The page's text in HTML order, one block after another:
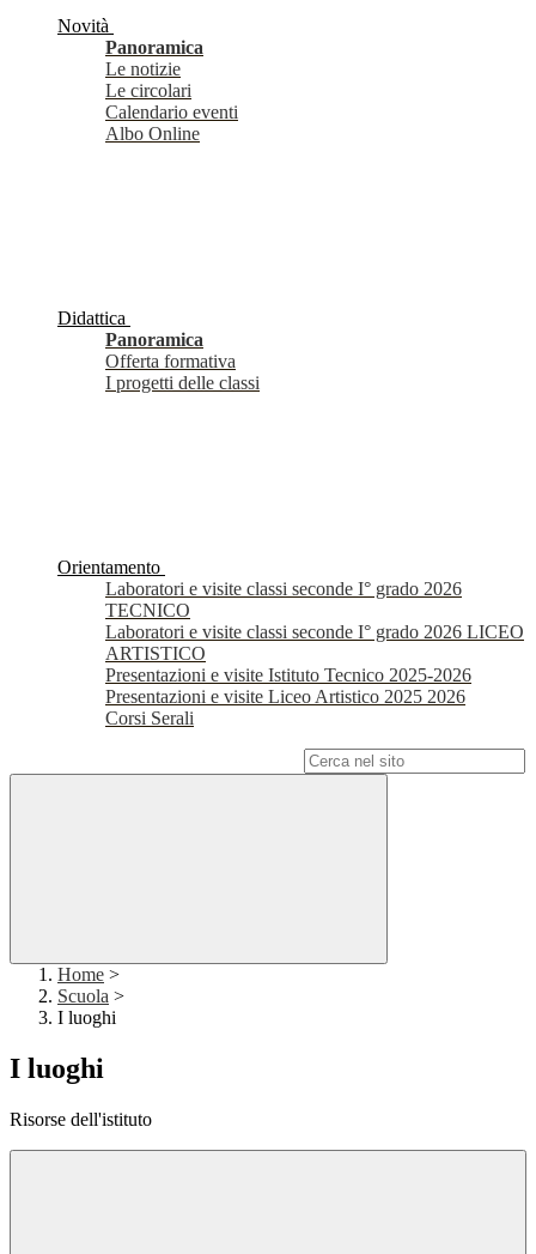
Novità
Panoramica
Le notizie
Le circolari
Calendario eventi
Albo Online
Didattica
Panoramica
Offerta formativa
I progetti delle classi
Orientamento
Laboratori e visite classi seconde I° grado 2026
TECNICO
Laboratori e visite classi seconde I° grado 2026 LICEO
ARTISTICO
Presentazioni e visite Istituto Tecnico 2025-2026
Presentazioni e visite Liceo Artistico 2025 2026
Corsi Serali
Home >
Scuola >
I luoghi
I luoghi
Risorse dell'istituto